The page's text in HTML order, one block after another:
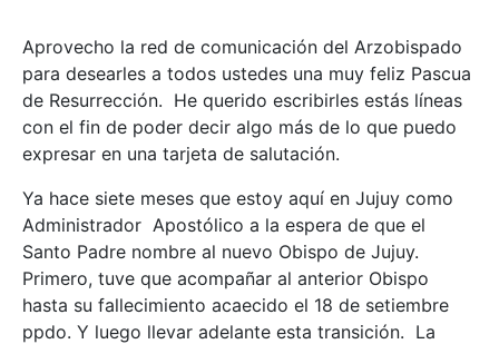
Aprovecho la red de comunicación del Arzobispado
para desearles a todos ustedes una muy feliz Pascua
de Resurrección. He querido escribirles estás líneas
con el fin de poder decir algo más de lo que puedo
expresar en una tarjeta de salutación.
Ya hace siete meses que estoy aquí en Jujuy como
Administrador Apostólico a la espera de que el
Santo Padre nombre al nuevo Obispo de Jujuy.
Primero, tuve que acompañar al anterior Obispo
hasta su fallecimiento acaecido el 18 de setiembre
ppdo. Y luego llevar adelante esta transición. La